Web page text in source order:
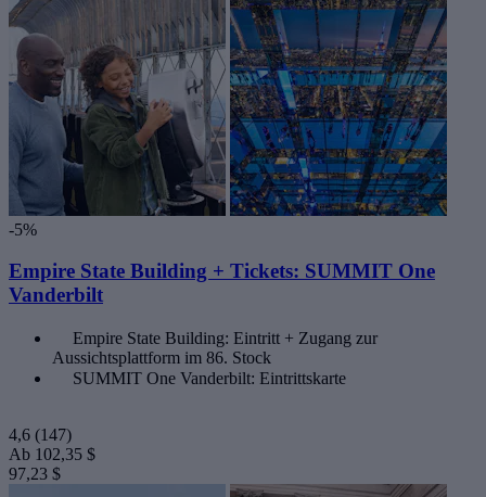
-5%
Empire State Building + Tickets: SUMMIT One
Vanderbilt
Empire State Building: Eintritt + Zugang zur
Aussichtsplattform im 86. Stock
SUMMIT One Vanderbilt: Eintrittskarte
4,6 (147)
Ab 102,35 $
97,23 $